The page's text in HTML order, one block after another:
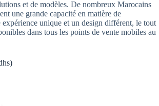
et de modèles. De nombreux Marocains
une grande capacité en matière de
unique et un design différent, le tout
dans tous les points de vente mobiles au